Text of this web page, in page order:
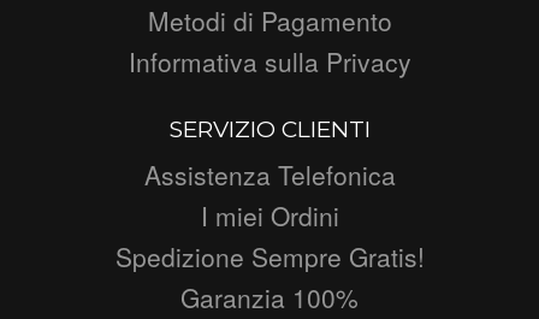
Metodi di Pagamento
Informativa sulla Privacy
SERVIZIO CLIENTI
Assistenza Telefonica
I miei Ordini
Spedizione Sempre Gratis!
Garanzia 100%